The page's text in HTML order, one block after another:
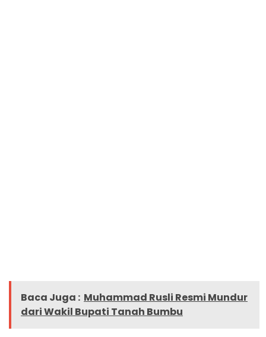
Baca Juga : Muhammad Rusli Resmi Mundur
dari Wakil Bupati Tanah Bumbu